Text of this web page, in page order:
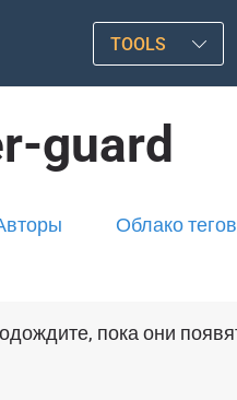
TOOLS
guard
Облако тегов